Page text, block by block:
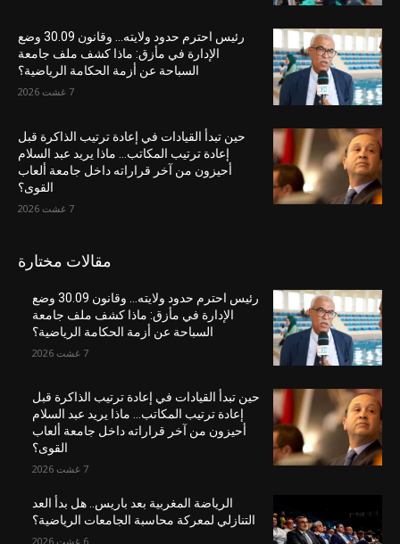
رئيس احترم حدود ولايته… وقانون 30.09 وضع
الإدارة في مأزق: ماذا كشف ملف جامعة
السباحة عن أزمة الحكامة الرياضية؟
7 غشت 2026
حين تبدأ القيادات في إعادة ترتيب الذاكرة قبل
إعادة ترتيب المكاتب… ماذا يريد عبد السلام
أحيزون من آخر قراراته داخل جامعة ألعاب
القوى؟
7 غشت 2026
مقالات مختارة
رئيس احترم حدود ولايته… وقانون 30.09 وضع
الإدارة في مأزق: ماذا كشف ملف جامعة
السباحة عن أزمة الحكامة الرياضية؟
7 غشت 2026
حين تبدأ القيادات في إعادة ترتيب الذاكرة قبل
إعادة ترتيب المكاتب… ماذا يريد عبد السلام
أحيزون من آخر قراراته داخل جامعة ألعاب
القوى؟
7 غشت 2026
الرياضة المغربية بعد باريس.. هل بدأ العد
التنازلي لمعركة محاسبة الجامعات الرياضية؟
6 غشت 2026